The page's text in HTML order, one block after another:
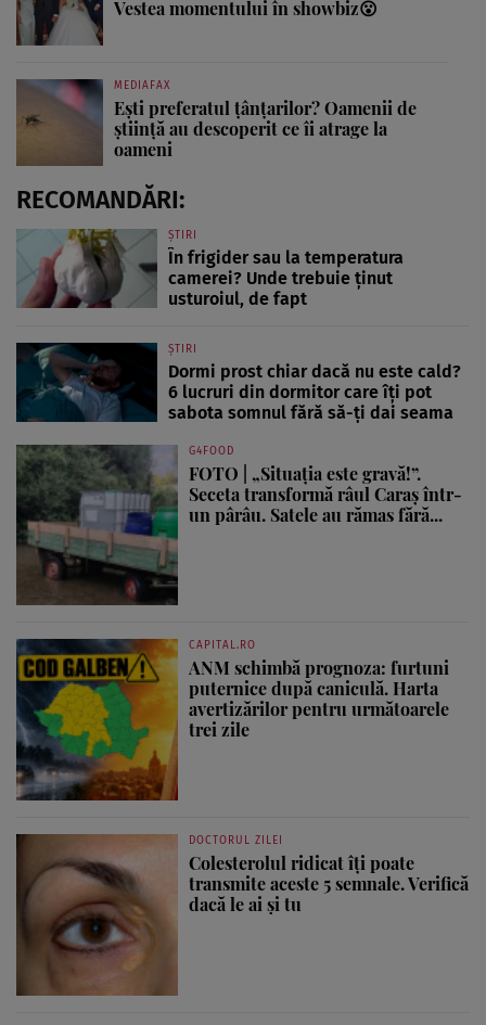
Vestea momentului în showbiz😮
MEDIAFAX
Ești preferatul țânțarilor? Oamenii de
știință au descoperit ce îi atrage la
oameni
RECOMANDĂRI:
ȘTIRI
În frigider sau la temperatura
camerei? Unde trebuie ținut
usturoiul, de fapt
ȘTIRI
Dormi prost chiar dacă nu este cald?
6 lucruri din dormitor care îți pot
sabota somnul fără să-ți dai seama
G4FOOD
FOTO | „Situația este gravă!”.
Seceta transformă râul Caraș într-
un pârâu. Satele au rămas fără...
CAPITAL.RO
ANM schimbă prognoza: furtuni
puternice după caniculă. Harta
avertizărilor pentru următoarele
trei zile
DOCTORUL ZILEI
Colesterolul ridicat îți poate
transmite aceste 5 semnale. Verifică
dacă le ai și tu